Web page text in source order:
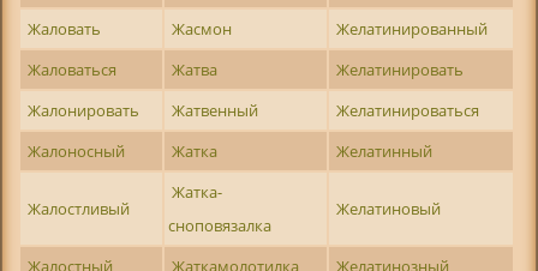
Жаловать
Жасмон
Желатинированный
Жаловаться
Жатва
Желатинировать
Жалонировать
Жатвенный
Желатинироваться
Жалоносный
Жатка Желатинный
Жалостливый
Жатка-
сноповязалка
Желатиновый
Жалостный Жаткамолотилка
Желатинозный